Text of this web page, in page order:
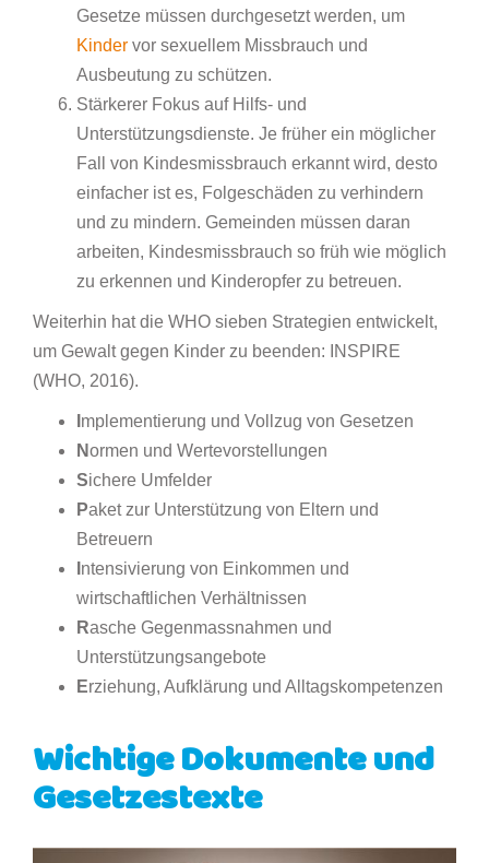
Gesetze müssen durchgesetzt werden, um
Kinder vor sexuellem Missbrauch und
Ausbeutung zu schützen.
Stärkerer Fokus auf Hilfs- und
Unterstützungsdienste. Je früher ein möglicher
Fall von Kindesmissbrauch erkannt wird, desto
einfacher ist es, Folgeschäden zu verhindern
und zu mindern. Gemeinden müssen daran
arbeiten, Kindesmissbrauch so früh wie möglich
zu erkennen und Kinderopfer zu betreuen.
Weiterhin hat die WHO sieben Strategien entwickelt,
um Gewalt gegen Kinder zu beenden: INSPIRE
(WHO, 2016).
mplementierung und Vollzug von Gesetzen
Normen und Wertevorstellungen
Sichere Umfelder
Paket zur Unterstützung von Eltern und
Betreuern
ntensivierung von Einkommen und
wirtschaftlichen Verhältnissen
Rasche Gegenmassnahmen und
Unterstützungsangebote
Erziehung, Aufklärung und Alltagskompetenzen
Wichtige Dokumente und
Gesetzestexte